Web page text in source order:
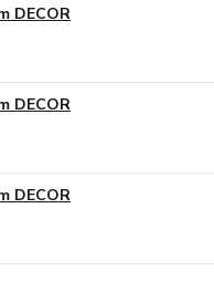
DECOR
DECOR
DECOR